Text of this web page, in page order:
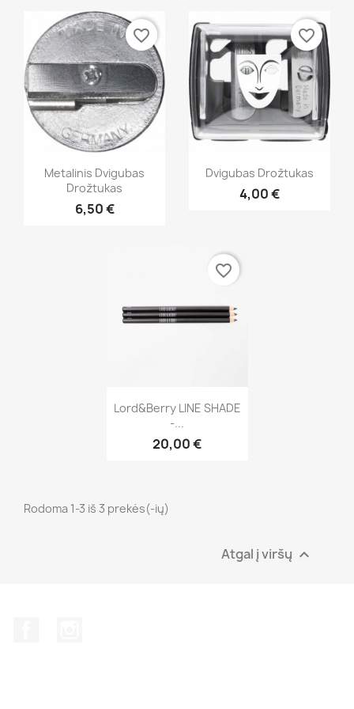
Greita peržiūra
Metalinis Dvigubas
Drožtukas
6,50 €
favorite_border
Greita peržiūra
Dvigubas Drožtukas
4,00 €
favorite_border
Greita peržiūra
Lord&Berry LINE SHADE
-...
20,00 €
favorite_border
Rodoma 1-3 iš 3 prekės(-ių)
Atgal į viršų 